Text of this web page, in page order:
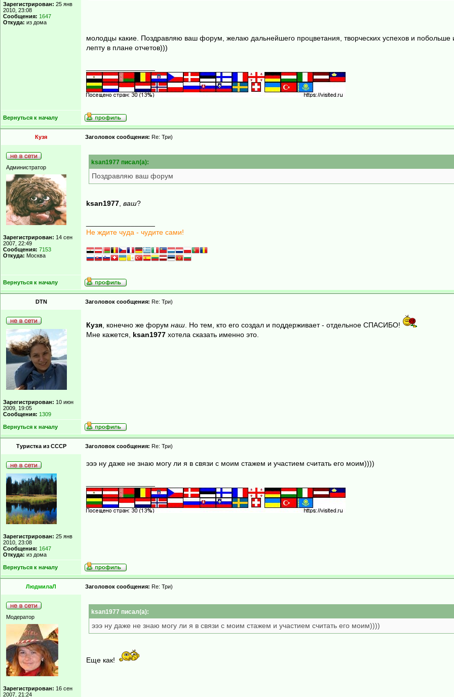
Зарегистрирован: 25 янв
2010, 23:08
Сообщения: 1647
Откуда: из дома
молодцы какие. Поздравляю ваш форум, желаю дальнейшего процветания, творческих успехов и побольше
лепту в плане отчетов)))
Вернуться к началу
Кузя Заголовок сообщения: Re: Три)
Администратор
Зарегистрирован: 14 сен
2007, 22:49
Сообщения: 7153
Откуда: Москва
ksan1977 писал(а):
Поздравляю ваш форум
ksan1977 ваш?
Не ждите чуда - чудите сами!
Вернуться к началу
DTN Заголовок сообщения: Re: Три)
Зарегистрирован: 10 июн
2009, 19:05
Сообщения: 1309
Кузя , конечно же форум наш . Но тем, кто его создал и поддерживает - отдельное СПАСИБО!
Мне кажется, ksan1977 хотела сказать именно это.
Вернуться к началу
Туристка из СССР Заголовок сообщения: Re: Три)
Зарегистрирован: 25 янв
2010, 23:08
Сообщения: 1647
Откуда: из дома
эээ ну даже не знаю могу ли я в связи с моим стажем и участием считать его моим))))
Вернуться к началу
ЛюдмилаЛ Заголовок сообщения: Re: Три)
Модератор
Зарегистрирован: 16 сен
2007, 21:24
ksan1977 писал(а):
эээ ну даже не знаю могу ли я в связи с моим стажем и участием считать его моим))))
Еще как!